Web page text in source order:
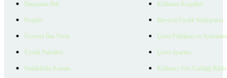
Danışman Bul
Projeler
Ücretsiz İlan Verin
Üyelik Paketleri
EmlakZeka Asistan
Kullanım Koşulları
Bireysel Üyelik Sözleşmesi
Çerez Politikası ve
Çerez Ayarları
Kullanıcı Veri Gizliliği